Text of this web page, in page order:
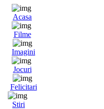
Acasa
Filme
Imagini
Jocuri
Felicitari
Stiri